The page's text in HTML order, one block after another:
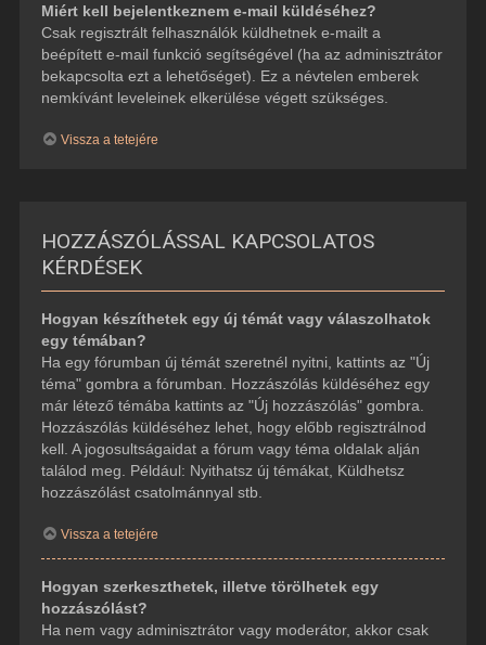
Miért kell bejelentkeznem e-mail küldéséhez?
Csak regisztrált felhasználók küldhetnek e-mailt a
beépített e-mail funkció segítségével (ha az adminisztrátor
bekapcsolta ezt a lehetőséget). Ez a névtelen emberek
nemkívánt leveleinek elkerülése végett szükséges.
Vissza a tetejére
HOZZÁSZÓLÁSSAL KAPCSOLATOS
KÉRDÉSEK
Hogyan készíthetek egy új témát vagy válaszolhatok
egy témában?
Ha egy fórumban új témát szeretnél nyitni, kattints az "Új
téma" gombra a fórumban. Hozzászólás küldéséhez egy
már létező témába kattints az "Új hozzászólás" gombra.
Hozzászólás küldéséhez lehet, hogy előbb regisztrálnod
kell. A jogosultságaidat a fórum vagy téma oldalak alján
találod meg. Például: Nyithatsz új témákat, Küldhetsz
hozzászólást csatolmánnyal stb.
Vissza a tetejére
Hogyan szerkeszthetek, illetve törölhetek egy
hozzászólást?
Ha nem vagy adminisztrátor vagy moderátor, akkor csak